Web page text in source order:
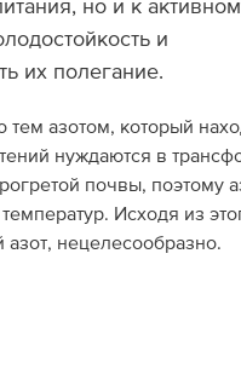
но и к
и
их полегание.
тем азотом, который
нуждаются в
почвы, поэтому
Исходя из
нецелесообразно.